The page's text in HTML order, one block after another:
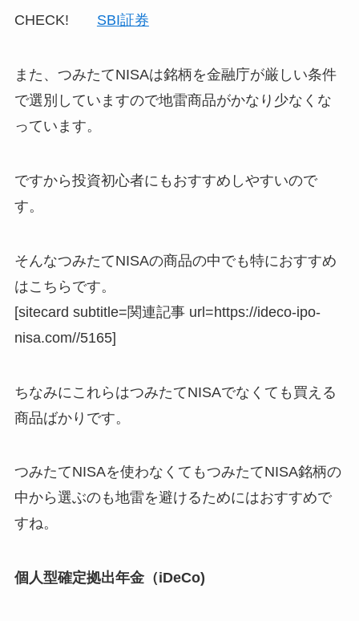
CHECK! SBI証券
また、つみたてNISAは銘柄を金融庁が厳しい条件
で選別していますので地雷商品がかなり少なくな
っています。
ですから投資初心者にもおすすめしやすいので
す。
そんなつみたてNISAの商品の中でも特におすすめ
はこちらです。
[sitecard subtitle=関連記事 url=https://ideco-ipo-
nisa.com//5165]
ちなみにこれらはつみたてNISAでなくても買える
商品ばかりです。
つみたてNISAを使わなくてもつみたてNISA銘柄の
中から選ぶのも地雷を避けるためにはおすすめで
すね。
個人型確定拠出年金（iDeCo)